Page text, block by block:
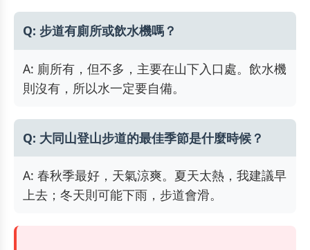
Q: 步道有廁所或飲水機嗎？
A: 廁所有，但不多，主要在山下入口處。飲水機
則沒有，所以水一定要自備。
Q: 大同山登山步道的最佳季節是什麼時候？
A: 春秋季最好，天氣涼爽。夏天太熱，我建議早
上去；冬天則可能下雨，步道會滑。